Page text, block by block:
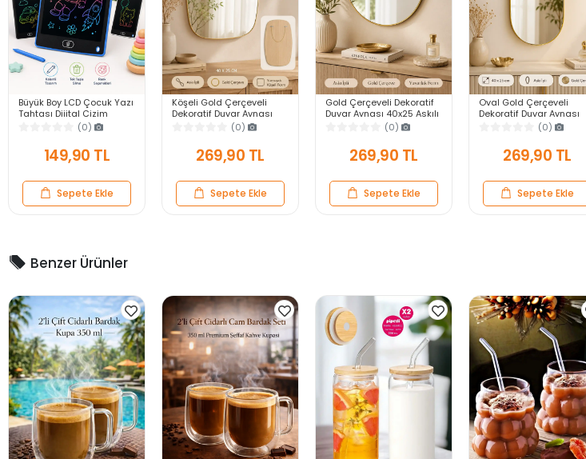
Büyük Boy LCD Çocuk Yazı
Tahtası Dijital Çizim
Tableti Kalemli Silinebilir
8.5′ Oyuncak Not Defteri
(0)
149,90 TL
Sepete Ekle
Köşeli Gold Çerçeveli
Dekoratif Duvar Aynası
40X25 Askılı Modern
Salon Antre Banyo Yatak
Odası Ayna
(0)
269,90 TL
Sepete Ekle
Gold Çerçeveli Dekoratif
Duvar Aynası 40x25 Askılı
Modern Salon Antre
Banyo Yatak Odası
Aynası
(0)
269,90 TL
Sepete Ekle
Oval Gold Çerçeveli
Dekoratif Duvar Aynası
40x25 Askılı Modern
Salon Antre Banyo Yatak
Odası Aynası
(0)
269,90 TL
Sepete Ekle
Benzer Ürünler